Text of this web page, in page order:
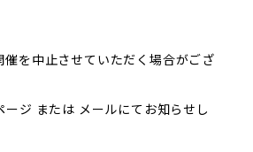
催を中止させていただく場合がござ
ージ または メールにてお知らせし